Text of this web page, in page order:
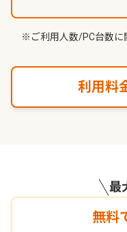
※ご利用人数/PC台数に
利用料
最
無料